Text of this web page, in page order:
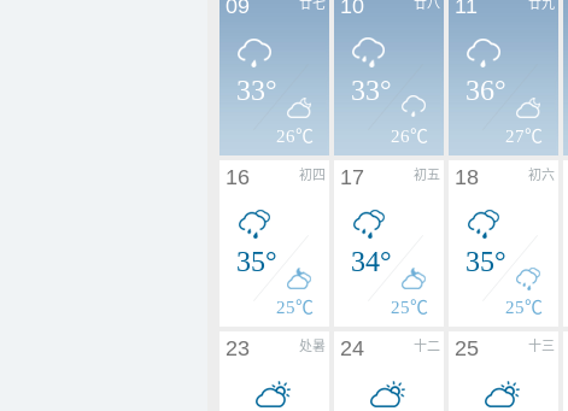
廿七
09
33°
26℃
廿八
10
33°
26℃
廿九
11
36°
27℃
初四
16
35°
25℃
初五
17
34°
25℃
初六
18
35°
25℃
处暑
23 十二
24 十三
25